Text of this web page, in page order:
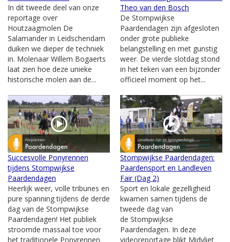
In dit tweede deel van onze
reportage over
Houtzaagmolen De
Salamander in Leidschendam
duiken we dieper de techniek
in. Molenaar Willem Bogaerts
laat zien hoe deze unieke
historische molen aan de...
Theo van den Bosch
De Stompwijkse
Paardendagen zijn afgesloten
onder grote publieke
belangstelling en met gunstig
weer. De vierde slotdag stond
in het teken van een bijzonder
officieel moment op het...
Succesvolle Ponyrennen
tijdens Stompwijkse
Paardendagen
Heerlijk weer, volle tribunes en
pure spanning tijdens de derde
dag van de Stompwijkse
Paardendagen! Het publiek
stroomde massaal toe voor
het traditionele Ponyrennen.
Stompwijkse Paardendagen:
Paardensport en Landleven
Fair (Dag 2)
Sport en lokale gezelligheid
kwamen samen tijdens de
tweede dag van
de Stompwijkse
Paardendagen. In deze
videoreportage blikt Midvliet